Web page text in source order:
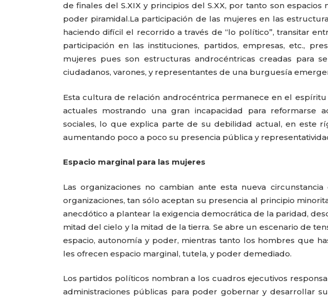
de finales del S.XIX y principios del S.XX, por tanto son
poder piramidal.La participación de las mujeres en las
haciendo difícil el recorrido a través de “lo político”, transitar
participación en las instituciones, partidos, empresas, etc.,
mujeres pues son estructuras androcéntricas creadas para
ciudadanos, varones, y representantes de una burguesía
Esta cultura de relación androcéntrica permanece en el
actuales mostrando una gran incapacidad para reformarse
sociales, lo que explica parte de su debilidad actual, en este
aumentando poco a poco su presencia pública y
Espacio marginal para las mujeres
Las organizaciones no cambian ante esta nueva
organizaciones, tan sólo aceptan su presencia al principio
anecdótico a plantear la exigencia democrática de la paridad,
mitad del cielo y la mitad de la tierra. Se abre un escenario de
espacio, autonomía y poder, mientras tanto los hombres que
les ofrecen espacio marginal, tutela, y poder demediado.
Los partidos políticos nombran a los cuadros ejecutivos
administraciones públicas para poder gobernar y desarrollar